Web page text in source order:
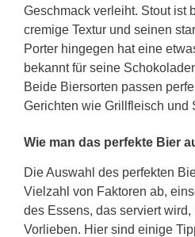
Geschmack verleiht. Stout ist
cremige Textur und seinen
Porter hingegen hat eine
bekannt für seine
Beide Biersorten passen
Gerichten wie Grillfleisch und
Wie man das perfekte Bier
Die Auswahl des perfekten
Vielzahl von Faktoren ab,
des Essens, das serviert
Vorlieben. Hier sind einige